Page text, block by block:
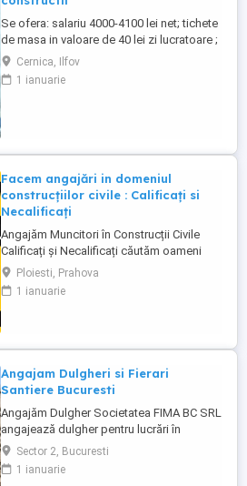
Se ofera: salariu 4000-4100 lei net; tichete
de masa in valoare de 40 lei zi lucratoare ;
asigurare privata de sanatate; decontare
transport; cazare pentru salariatii din
provincie; Ne situam pe platforma
Cernica, Ilfov
1 ianuarie
Facem angajări in domeniul
construcțiilor civile : Calificați si
Necalificați
Angajăm Muncitori în Construcții Civile
Calificați și Necalificați căutăm oameni
serioși, responsabili și implicați pentru
lucrări de calitate. Posturi disponibile:
Muncitori Calificați Polivalenți (cu
cunoștințe de bază ...
Ploiesti, Prahova
1 ianuarie
Angajam Dulgheri si Fierari
Santiere Bucuresti
Angajăm Dulgher Societatea FIMA BC SRL
angajează dulgher pentru lucrări în
domeniul construcțiilor. Cerințe: *
Experiență în lucrări de dulgherie
constituie avantaj; * Seriozitate și
Sector 2, Bucuresti
1 ianuarie